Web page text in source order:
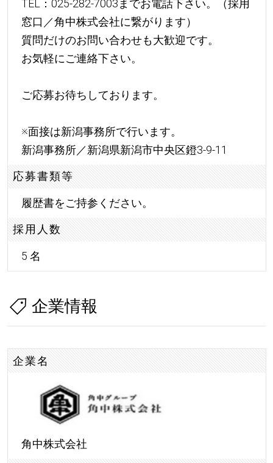
TEL：025-282-7003までお電話下さい。（採用
窓口／角中株式会社に繋がります）
質問だけのお問い合わせも大歓迎です。
お気軽にご連絡下さい。
ご応募お待ちしております。
※面接は新潟事務所で行います。
新潟事務所／新潟県新潟市中央区鐙3-9-11
応募書類等
履歴書をご持参ください。
採用人数
5 名
企業情報
企業名
角中株式会社